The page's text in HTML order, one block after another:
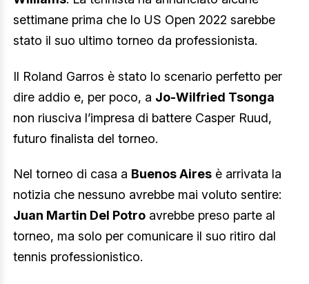
settimane prima che lo US Open 2022 sarebbe
stato il suo ultimo torneo da professionista.
Il Roland Garros è stato lo scenario perfetto per
dire addio e, per poco, a Jo-Wilfried Tsonga
non riusciva l’impresa di battere Casper Ruud,
futuro finalista del torneo.
Nel torneo di casa a Buenos Aires è arrivata la
notizia che nessuno avrebbe mai voluto sentire:
Juan Martin Del Potro avrebbe preso parte al
torneo, ma solo per comunicare il suo ritiro dal
tennis professionistico.